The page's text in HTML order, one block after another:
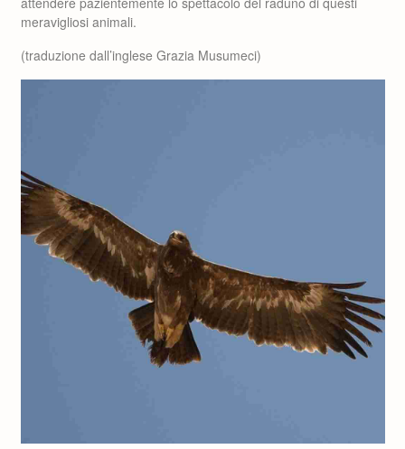
meravigliosi animali.
(traduzione dall’inglese Grazia Musumeci)